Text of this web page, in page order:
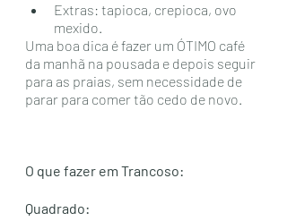
Extras: tapioca, crepioca, ovo
mexido.
Uma boa dica é fazer um ÓTIMO café
da manhã na pousada e depois seguir
para as praias, sem necessidade de
parar para comer tão cedo de novo.
O que fazer em Trancoso:
Quadrado: